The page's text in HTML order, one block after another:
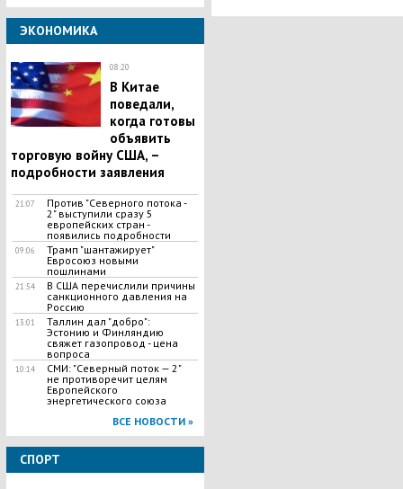
ЭКОНОМИКА
08:20
​В Китае
поведали,
когда готовы
объявить
торговую войну США, –
подробности заявления
21:07
Против "Северного потока -
2" выступили сразу 5
европейских стран -
появились подробности
09:06
Трамп "шантажирует"
Евросоюз новыми
пошлинами
21:54
В США перечислили причины
санкционного давления на
Россию
13:01
Таллин дал "добро":
Эстонию и Финляндию
свяжет газопровод - цена
вопроса
10:14
СМИ: "Северный поток — 2"
не противоречит целям
Европейского
энергетического союза
ВСЕ НОВОСТИ »
СПОРТ